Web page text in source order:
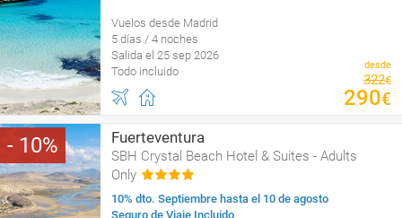
Vuelos desde Madrid
5 días / 4 noches
Salida el 25 sep 2026
Todo incluido
desde
322€
290€
10 Fuerteventura
SBH Crystal Beach Hotel & Suites - Adults
Only
10% dto. Septiembre hasta el 10 de agosto
Seguro de Viaje Incluido